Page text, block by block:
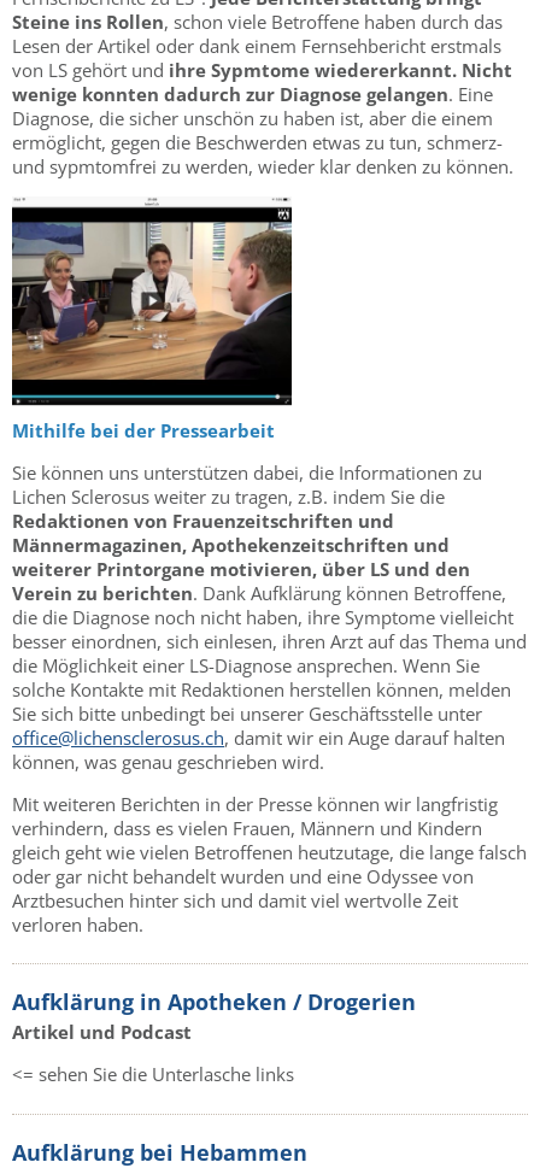
Steine ins Rollen, schon viele Betroffene haben durch das
Lesen der Artikel oder dank einem Fernsehbericht erstmals
von LS gehört und ihre Sypmtome wiedererkannt. Nicht
wenige konnten dadurch zur Diagnose gelangen. Eine
Diagnose, die sicher unschön zu haben ist, aber die einem
ermöglicht, gegen die Beschwerden etwas zu tun, schmerz-
und sypmtomfrei zu werden, wieder klar denken zu können.
Mithilfe bei der Pressearbeit
Sie können uns unterstützen dabei, die Informationen zu
Lichen Sclerosus weiter zu tragen, z.B. indem Sie die
Redaktionen von Frauenzeitschriften und
Männermagazinen, Apothekenzeitschriften und
weiterer Printorgane motivieren, über LS und den
Verein zu berichten. Dank Aufklärung können Betroffene,
die die Diagnose noch nicht haben, ihre Symptome vielleicht
besser einordnen, sich einlesen, ihren Arzt auf das Thema und
die Möglichkeit einer LS-Diagnose ansprechen. Wenn Sie
solche Kontakte mit Redaktionen herstellen können, melden
Sie sich bitte unbedingt bei unserer Geschäftsstelle unter
office@lichensclerosus.ch, damit wir ein Auge darauf halten
können, was genau geschrieben wird.
Mit weiteren Berichten in der Presse können wir langfristig
verhindern, dass es vielen Frauen, Männern und Kindern
gleich geht wie vielen Betroffenen heutzutage, die lange falsch
oder gar nicht behandelt wurden und eine Odyssee von
Arztbesuchen hinter sich und damit viel wertvolle Zeit
verloren haben.
Aufklärung in Apotheken / Drogerien
Artikel und Podcast
<= sehen Sie die Unterlasche links
Aufklärung bei Hebammen